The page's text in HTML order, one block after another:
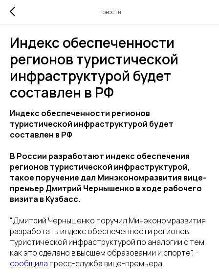
Новости
Индекс обеспеченности
регионов туристической
инфраструктурой будет
составлен в РФ
Индекс обеспеченности регионов
туристической инфраструктурой будет
составлен в РФ
В России разработают индекс обеспечения
регионов туристической инфраструктурой,
такое поручение дал Минэкономразвития вице-
премьер Дмитрий Чернышенко в ходе рабочего
визита в Кузбасс.
"Дмитрий Чернышенко поручил Минэкономразвития
разработать индекс обеспеченности регионов
туристической инфраструктурой по аналогии с тем,
как это сделано в высшем образовании и спорте", -
сообщила пресс-служба вице-премьера.